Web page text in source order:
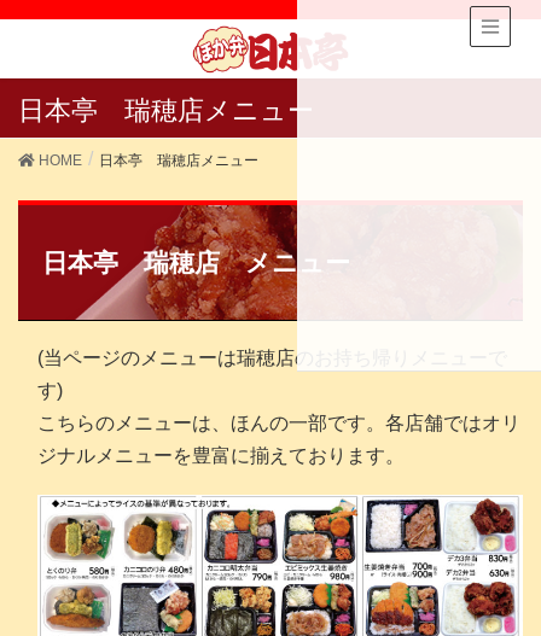
日本亭 瑞穂店メニュー
HOME 日本亭 瑞穂店メニュー
日本亭 瑞穂店 メニュー
(当ページのメニューは瑞穂店のお持ち帰りメニューで
す)
こちらのメニューは、ほんの一部です。各店舗ではオリ
ジナルメニューを豊富に揃えております。